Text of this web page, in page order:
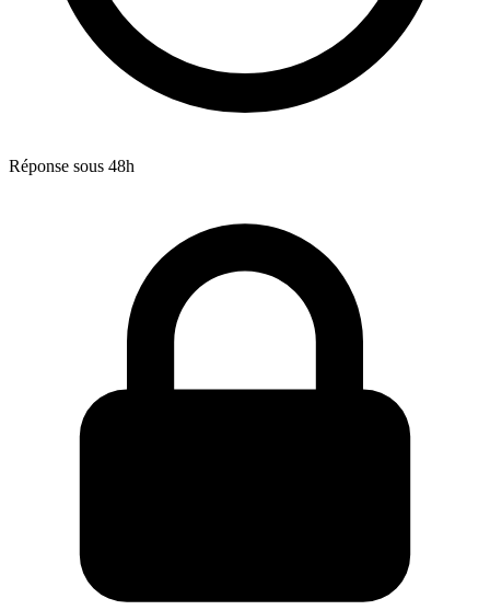
Réponse sous 48h